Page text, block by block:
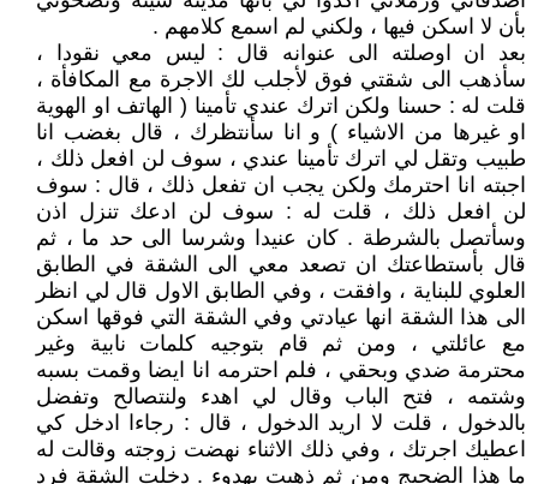
بأن لا اسكن فيها ، ولكني لم اسمع كلامهم .
بعد ان اوصلته الى عنوانه قال : ليس معي نقودا ،
سأذهب الى شقتي فوق لأجلب لك الاجرة مع المكافأة ،
قلت له : حسنا ولكن اترك عندي تأمينا ( الهاتف او الهوية
او غيرها من الاشياء ) و انا سأنتظرك ، قال بغضب انا
طبيب وتقل لي اترك تأمينا عندي ، سوف لن افعل ذلك ،
اجبته انا احترمك ولكن يجب ان تفعل ذلك ، قال : سوف
لن افعل ذلك ، قلت له : سوف لن ادعك تنزل اذن
وسأتصل بالشرطة . كان عنيدا وشرسا الى حد ما ، ثم
قال بأستطاعتك ان تصعد معي الى الشقة في الطابق
العلوي للبناية ، وافقت ، وفي الطابق الاول قال لي انظر
الى هذا الشقة انها عيادتي وفي الشقة التي فوقها اسكن
مع عائلتي ، ومن ثم قام بتوجيه كلمات نابية وغير
محترمة ضدي وبحقي ، فلم احترمه انا ايضا وقمت بسبه
وشتمه ، فتح الباب وقال لي اهدء ولنتصالح وتفضل
بالدخول ، قلت لا اريد الدخول ، قال : رجاءا ادخل كي
اعطيك اجرتك ، وفي ذلك الاثناء نهضت زوجته وقالت له
ما هذا الضجيج ومن ثم ذهبت بهدوء . دخلت الشقة فرد